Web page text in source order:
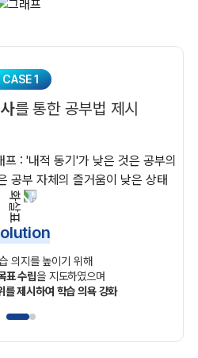
CASE 1
를 통한 공부법 제시
의지를 높이기 위해
표 수립을 지도하였으며
를 제시하여 학습 의욕 강화